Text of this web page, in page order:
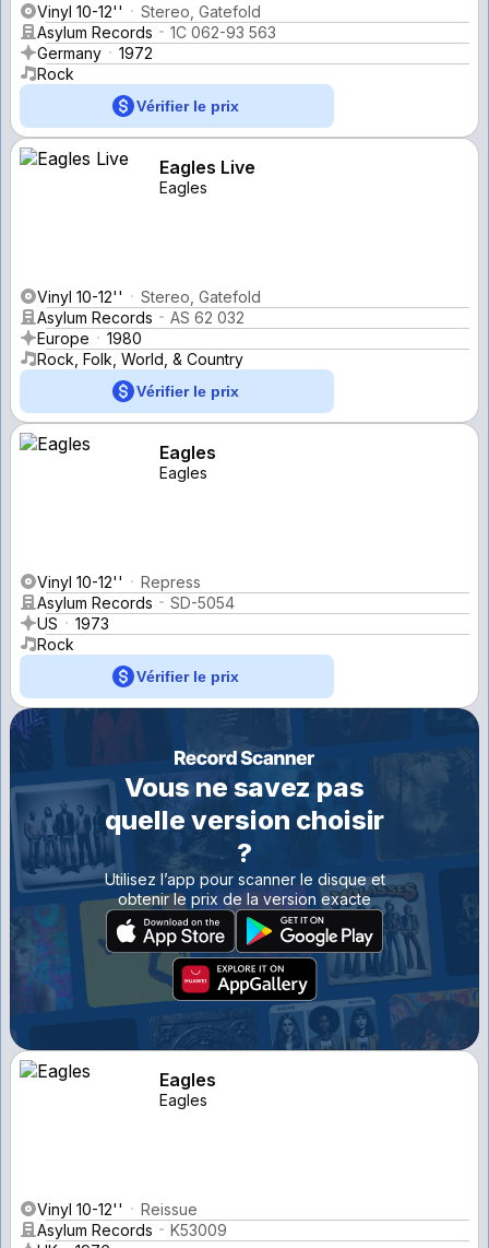
Vinyl 10-12''
Stereo, Gatefold
Asylum Records
1C 062-93 563
Germany
1972
Rock
Vérifier le prix
Eagles Live
Eagles
Vinyl 10-12''
Stereo, Gatefold
Asylum Records
AS 62 032
Europe
1980
Rock, Folk, World, & Country
Vérifier le prix
Eagles
Eagles
Vinyl 10-12''
Repress
Asylum Records
SD-5054
US
1973
Rock
Vérifier le prix
Vous ne savez pas
quelle version choisir
?
Utilisez l’app pour scanner le disque et
obtenir le prix de la version exacte
Eagles
Eagles
Vinyl 10-12''
Reissue
Asylum Records
K53009